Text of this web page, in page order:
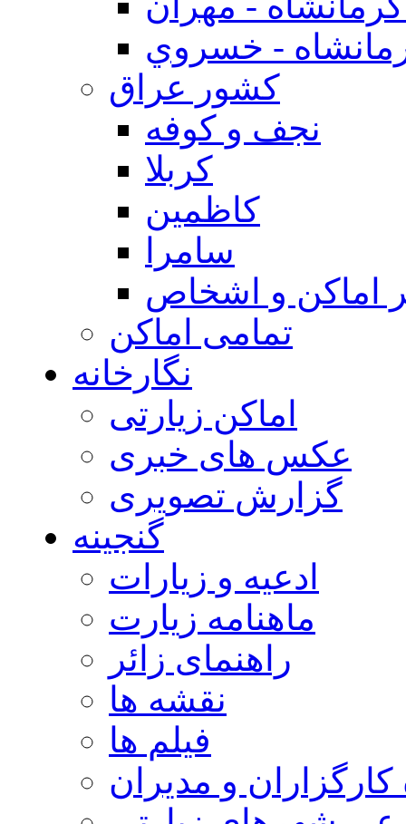
- خسروي
كشور عراق
نجف و كوفه
كربلا
كاظمين
سامرا
اماكن و اشخاص
تمامی اماکن
نگارخانه
اماکن زیارتی
عکس های خبری
گزارش تصویری
گنجینه
ادعیه و زیارات
ماهنامه زیارت
راهنمای زائر
نقشه ها
فیلم ها
كارگزاران و مديران